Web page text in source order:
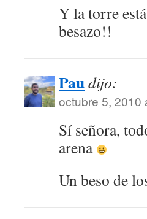
Y la torre
besazo!!
Paudijo:
octubre 5, 2010
Sí señora,
arena
Un beso de